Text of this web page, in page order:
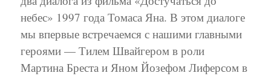
небес» 1997 года Томаса Яна. В этом диалоге
мы впервые встречаемся с нашими главными
героями — Тилем Швайгером в роли
Мартина Бреста и Яном Йозефом Лиферсом в